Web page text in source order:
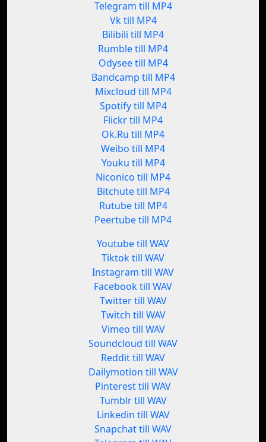
Telegram till MP4
Vk till MP4
Bilibili till MP4
Rumble till MP4
Odysee till MP4
Bandcamp till MP4
Mixcloud till MP4
Spotify till MP4
Flickr till MP4
Ok.Ru till MP4
Weibo till MP4
Youku till MP4
Niconico till MP4
Bitchute till MP4
Rutube till MP4
Peertube till MP4
Youtube till WAV
Tiktok till WAV
Instagram till WAV
Facebook till WAV
Twitter till WAV
Twitch till WAV
Vimeo till WAV
Soundcloud till WAV
Reddit till WAV
Dailymotion till WAV
Pinterest till WAV
Tumblr till WAV
Linkedin till WAV
Snapchat till WAV